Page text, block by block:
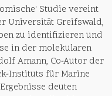
Studie vereint
Universität Greifswald,
zu identifizieren und
in der molekularen
Amann, Co-Autor der
Instituts für Marine
deuten